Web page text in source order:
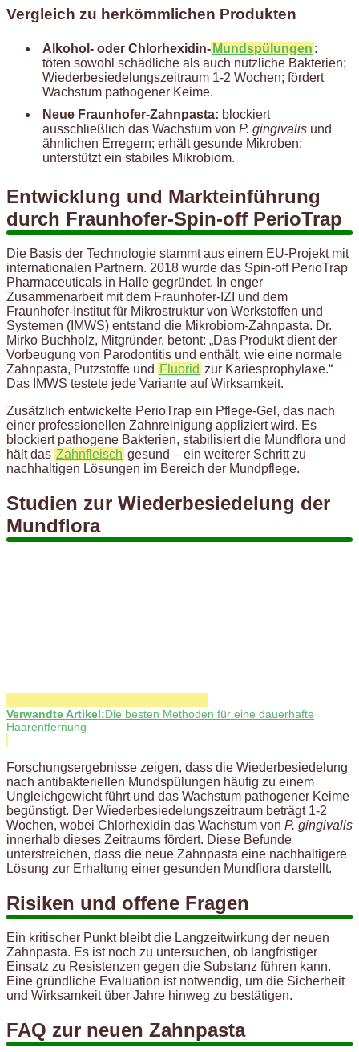
Vergleich zu herkömmlichen Produkten
Alkohol- oder Chlorhexidin- Mundspülungen :
töten sowohl schädliche als auch nützliche Bakterien;
Wiederbesiedelungszeitraum 1-2 Wochen; fördert
Wachstum pathogener Keime.
Neue Fraunhofer-Zahnpasta: blockiert
ausschließlich das Wachstum von P. gingivalis und
ähnlichen Erregern; erhält gesunde Mikroben;
unterstützt ein stabiles Mikrobiom.
Entwicklung und Markteinführung
durch Fraunhofer-Spin-off PerioTrap
Die Basis der Technologie stammt aus einem EU-Projekt mit
internationalen Partnern. 2018 wurde das Spin-off PerioTrap
Pharmaceuticals in Halle gegründet. In enger
Zusammenarbeit mit dem Fraunhofer-IZI und dem
Fraunhofer-Institut für Mikrostruktur von Werkstoffen und
Systemen (IMWS) entstand die Mikrobiom-Zahnpasta. Dr.
Mirko Buchholz, Mitgründer, betont: „Das Produkt dient der
Vorbeugung von Parodontitis und enthält, wie eine normale
Zahnpasta, Putzstoffe und Fluorid zur Kariesprophylaxe.“
Das IMWS testete jede Variante auf Wirksamkeit.
Zusätzlich entwickelte PerioTrap ein Pflege-Gel, das nach
einer professionellen Zahnreinigung appliziert wird. Es
blockiert pathogene Bakterien, stabilisiert die Mundflora und
hält das Zahnfleisch gesund – ein weiterer Schritt zu
nachhaltigen Lösungen im Bereich der Mundpflege.
Studien zur Wiederbesiedelung der
Mundflora
Verwandte Artikel:Die besten Methoden für eine dauerhafte
Haarentfernung
Forschungsergebnisse zeigen, dass die Wiederbesiedelung
nach antibakteriellen Mundspülungen häufig zu einem
Ungleichgewicht führt und das Wachstum pathogener Keime
begünstigt. Der Wiederbesiedelungszeitraum beträgt 1-2
Wochen, wobei Chlorhexidin das Wachstum von P. gingivalis
innerhalb dieses Zeitraums fördert. Diese Befunde
unterstreichen, dass die neue Zahnpasta eine nachhaltigere
Lösung zur Erhaltung einer gesunden Mundflora darstellt.
Risiken und offene Fragen
Ein kritischer Punkt bleibt die Langzeitwirkung der neuen
Zahnpasta. Es ist noch zu untersuchen, ob langfristiger
Einsatz zu Resistenzen gegen die Substanz führen kann.
Eine gründliche Evaluation ist notwendig, um die Sicherheit
und Wirksamkeit über Jahre hinweg zu bestätigen.
FAQ zur neuen Zahnpasta